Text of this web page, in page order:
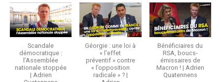
Scandale
démocratique :
l’Assemblée
nationale stoppée
| Adrien
Géorgie : une loi à
« l’effet
préventif » contre
« l’opposition
radicale » ? |
Bénéficiaires du
RSA, boucs-
émissaires de
Macron ! | Adrien
Quatennens